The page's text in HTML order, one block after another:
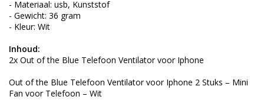
- Materiaal: usb, Kunststof
- Gewicht: 36 gram
- Kleur: Wit
Inhoud:
2x Out of the Blue Telefoon Ventilator voor Iphone
Out of the Blue Telefoon Ventilator voor Iphone 2 Stuks – Mini
Fan voor Telefoon – Wit